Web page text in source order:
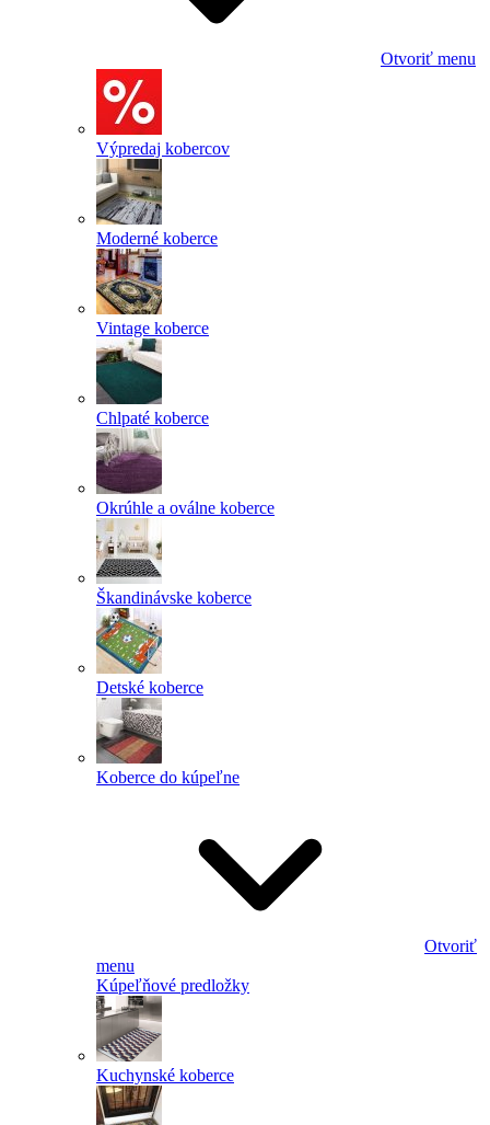
Otvoriť menu
Výpredaj kobercov
Moderné koberce
Vintage koberce
Chlpaté koberce
Okrúhle a oválne koberce
Škandinávske koberce
Detské koberce
Koberce do kúpeľne
Otvoriť
menu
Kúpeľňové predložky
Kuchynské koberce